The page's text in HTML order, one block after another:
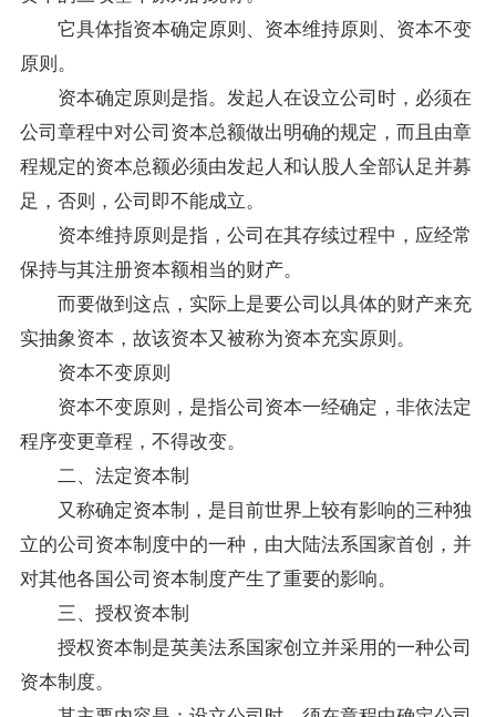
它具体指资本确定原则、资本维持原则、资本不变
原则。
资本确定原则是指。发起人在设立公司时，必须在
公司章程中对公司资本总额做出明确的规定，而且由章
程规定的资本总额必须由发起人和认股人全部认足并募
足，否则，公司即不能成立。
资本维持原则是指，公司在其存续过程中，应经常
保持与其注册资本额相当的财产。
而要做到这点，实际上是要公司以具体的财产来充
实抽象资本，故该资本又被称为资本充实原则。
资本不变原则
资本不变原则，是指公司资本一经确定，非依法定
程序变更章程，不得改变。
二、法定资本制
又称确定资本制，是目前世界上较有影响的三种独
立的公司资本制度中的一种，由大陆法系国家首创，并
对其他各国公司资本制度产生了重要的影响。
三、授权资本制
授权资本制是英美法系国家创立并采用的一种公司
资本制度。